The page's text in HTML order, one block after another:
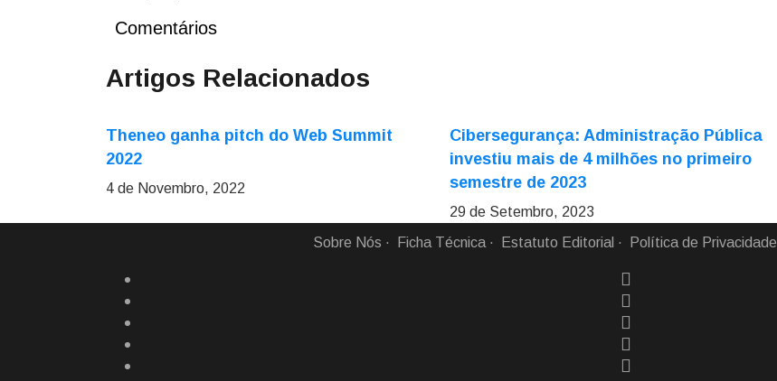
Comentários
Artigos Relacionados
Theneo ganha pitch do Web Summit
2022
4 de Novembro, 2022
Cibersegurança: Administração Pública
investiu mais de 4 milhões no primeiro
semestre de 2023
29 de Setembro, 2023
Sobre Nós Ficha Técnica Estatuto Editorial Política de Privacidade